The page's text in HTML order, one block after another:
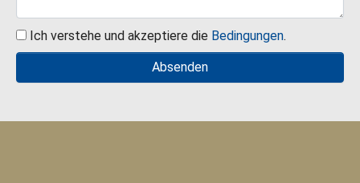
Ich verstehe und akzeptiere die Bedingungen.